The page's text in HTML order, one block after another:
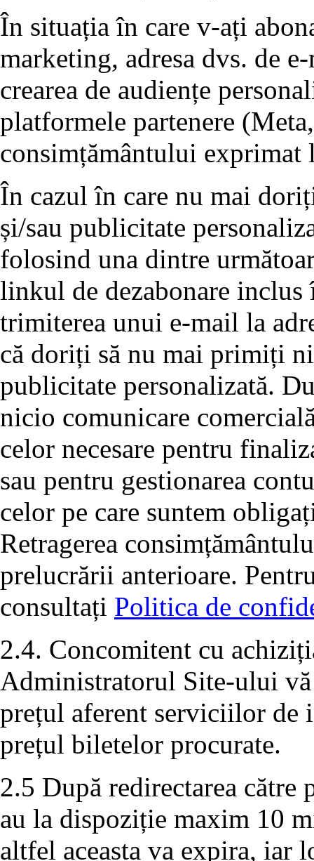
În situația în care v-ați
marketing, adresa dvs. de
crearea de audiențe
platformele partenere
consimțământului exprimat
În cazul în care nu mai
și/sau publicitate
folosind una dintre
linkul de dezabonare
trimiterea unui e-mail la
că doriți să nu mai primiți
publicitate personalizată.
nicio comunicare
celor necesare pentru
sau pentru gestionarea
celor pe care suntem
Retragerea
prelucrării anterioare.
consultați Politica de
2.4. Concomitent cu
Administratorul Site-ului
prețul aferent serviciilor de
prețul biletelor procurate.
2.5 După redirectarea
au la dispoziție maxim 10
altfel aceasta va expira, iar